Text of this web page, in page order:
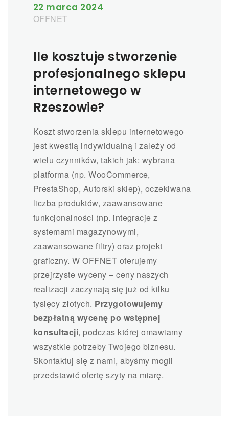
22 marca 2024
OFFNET
Ile kosztuje stworzenie
profesjonalnego sklepu
internetowego w
Rzeszowie?
Koszt stworzenia sklepu internetowego
jest kwestią indywidualną i zależy od
wielu czynników, takich jak: wybrana
platforma (np. WooCommerce,
PrestaShop, Autorski sklep), oczekiwana
liczba produktów, zaawansowane
funkcjonalności (np. integracje z
systemami magazynowymi,
zaawansowane filtry) oraz projekt
graficzny. W OFFNET oferujemy
przejrzyste wyceny – ceny naszych
realizacji zaczynają się już od kilku
tysięcy złotych. Przygotowujemy
bezpłatną wycenę po wstępnej
konsultacji, podczas której omawiamy
wszystkie potrzeby Twojego biznesu.
Skontaktuj się z nami, abyśmy mogli
przedstawić ofertę szyty na miarę.